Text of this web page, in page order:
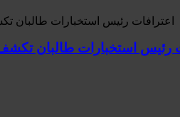
رئيس استخبارات طالبان